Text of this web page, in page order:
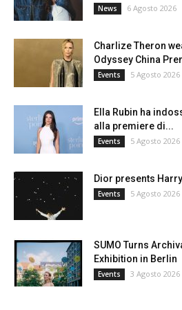
News 6 Agosto 2026
Charlize Theron
Odyssey China
Events 5 Agosto 2026
Ella Rubin ha
alla premiere di...
Events 5 Agosto 2026
Dior presents
Events 5 Agosto 2026
SUMO Turns
Exhibition in Berlin
Events 3 Agosto 2026